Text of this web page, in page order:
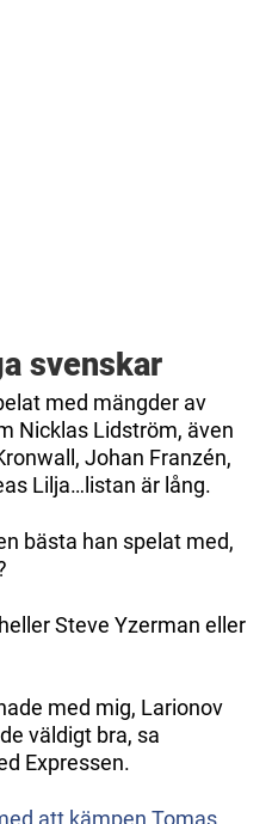
svenskar
med mängder av
Nicklas Lidström, även
Johan Franzén,
Lilja…listan är lång.
bästa han spelat med,
Steve Yzerman eller
med mig, Larionov
väldigt bra, sa
Expressen.
att kämpen Tomas